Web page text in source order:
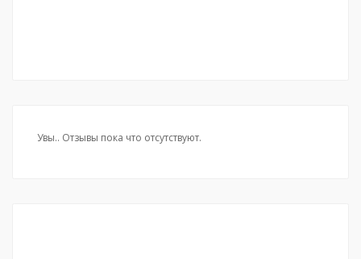
Увы.. Отзывы пока что отсутствуют.